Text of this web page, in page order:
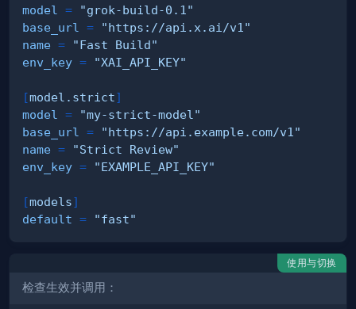
model
=
"grok-build-0.1"
base_url
=
"https://api.x.ai/v1"
name =
"Fast Build"
env_key = "XAI_API_KEY"
[model.strict]
model
=
"my-strict-model"
base_url
=
"https://api.example.com/v1"
name =
"Strict Review"
env_key = "EXAMPLE_API_KEY"
[models]
default = "fast"
使用与切换
检查生效并调用：